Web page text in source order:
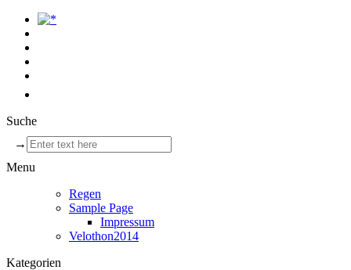
Suche
→
Menu
Regen
Sample Page
Impressum
Velothon2014
Kategorien